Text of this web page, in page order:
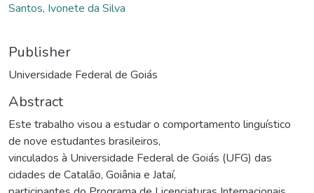
Santos, Ivonete da Silva
Publisher
Universidade Federal de Goiás
Abstract
Este trabalho visou a estudar o comportamento linguístico
de nove estudantes brasileiros,
vinculados à Universidade Federal de Goiás (UFG) das
cidades de Catalão, Goiânia e Jataí,